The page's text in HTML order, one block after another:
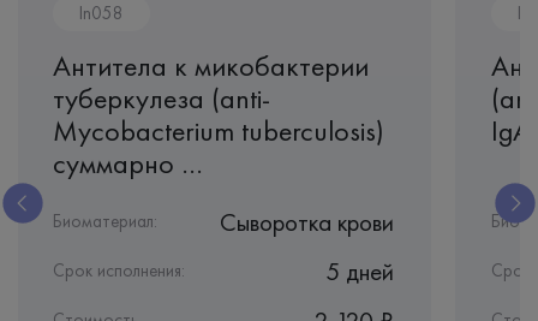
In058
Антитела к микобактерии
туберкулеза (anti-
Mycobacterium tuberculosis)
суммарно ...
Биоматериал: Сыворотка крови
Срок исполнения: 5 дней Срок